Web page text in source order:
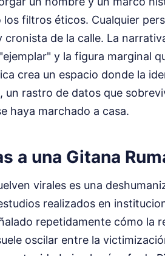
filtros éticos. Cualquier
de la calle. La
y la figura marginal
crea un espacio donde la
un rastro de datos que
haya marchado a casa.
a una Gitana
virales es una
realizados en
repetidamente cómo la
oscilar entre la